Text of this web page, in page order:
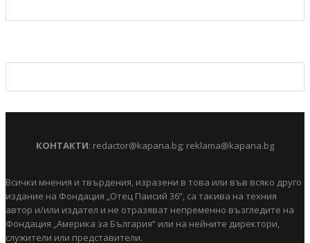
КОНТАКТИ: redactor@kapana.bg; reklama@kapana.bg
Всички мнения и твърдения, изразени в това или във всяко друго
издание на Фондация „Отец Паисий 36“, са такива на техния
автор и/или издател и не отразяват непременно възгледите на
Фондация „Америка за България“ или на нейните директори,
служители или представители.